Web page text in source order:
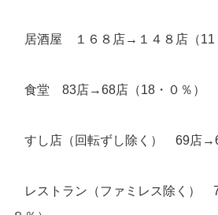
居酒屋 １６８店→１４８店（11
食堂 83店→68店（18・０％）
すし店（回転ずし除く） 69店
レストラン（ファミレス除く）